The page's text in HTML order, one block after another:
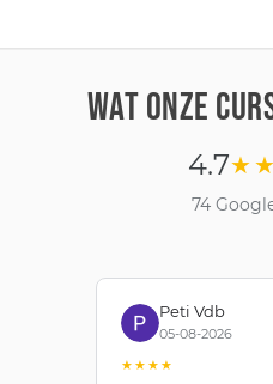
WAT ONZE
4.7
74
Peti Vdb
05-08-2026
★★★★